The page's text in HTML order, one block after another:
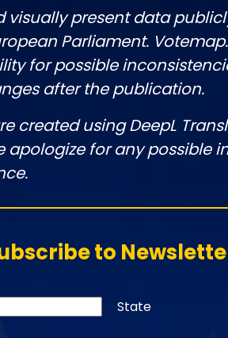
visually present data
Parliament.
for possible
after the publication.
created using DeepL
apologize for any possible
to
State